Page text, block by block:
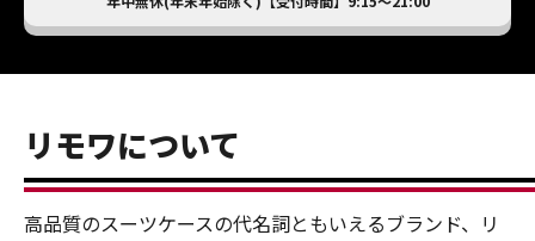
リモワについて
高品質のスーツケースの代名詞ともいえるブランド、リ